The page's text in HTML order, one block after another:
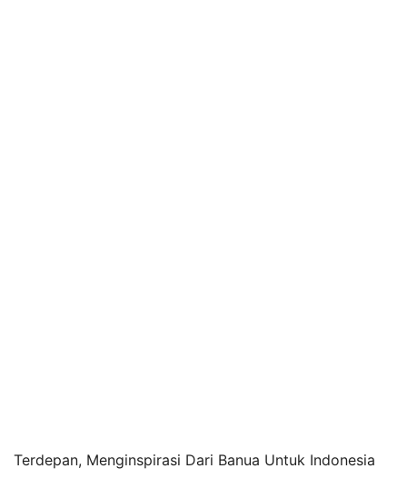
Terdepan, Menginspirasi Dari Banua Untuk Indonesia